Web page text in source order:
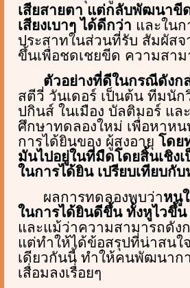
เสียสายตา แต่กลับพัฒนาขี
เสียงเบาๆ ได้ดีกว่า และใน
ประสาทในส่วนที่รับ สัมผัส
ขึ้นเพื่อชดเชยขีด ความสา
ตัวอย่างที่ดีในกรณีดังก
สตีวี่ วันเดอร์ เป็นต้น ทีมนั
ปกินส์ ในเมือง บัลติมอร์ แ
ศึกษาทดลองใหม่ เพื่อหาหน
การได้ยินของ ผู้สูงอายุ โดย
มันไปอยู่ในที่มืดโดยสิ้นเชิง
ในการได้ยิน เปรียบเทียบ
ผลการทดลองพบว่าหนู
ในการได้ยินดีขึ้น ทั้งหูไวขึ้
และแม้ว่าความสามารถดัง
แต่ทำให้ได้ข้อสรุปที่น่าสนใ
เดียวกันนี้ ทำให้คนพัฒนาก
เสื่อมลงเรื่อยๆ